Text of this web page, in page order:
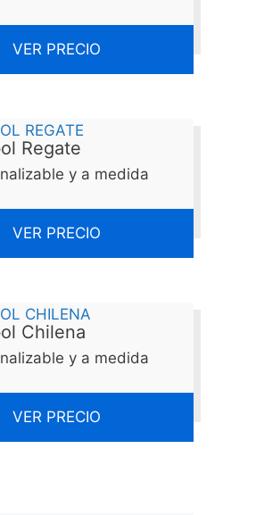
VER PRECIO
Regate
y a medida
VER PRECIO
Chilena
y a medida
VER PRECIO